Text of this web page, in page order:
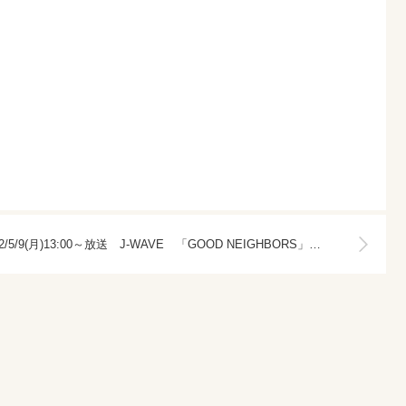
2022/5/9(月)13:00～放送 J-WAVE 「GOOD NEIGHBORS」ラジオ出演！